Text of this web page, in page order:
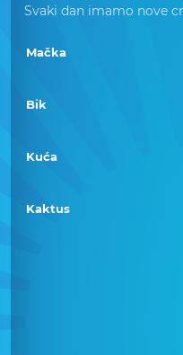
Svaki dan imamo nove
Mačka
Bik
Kuća
Kaktus